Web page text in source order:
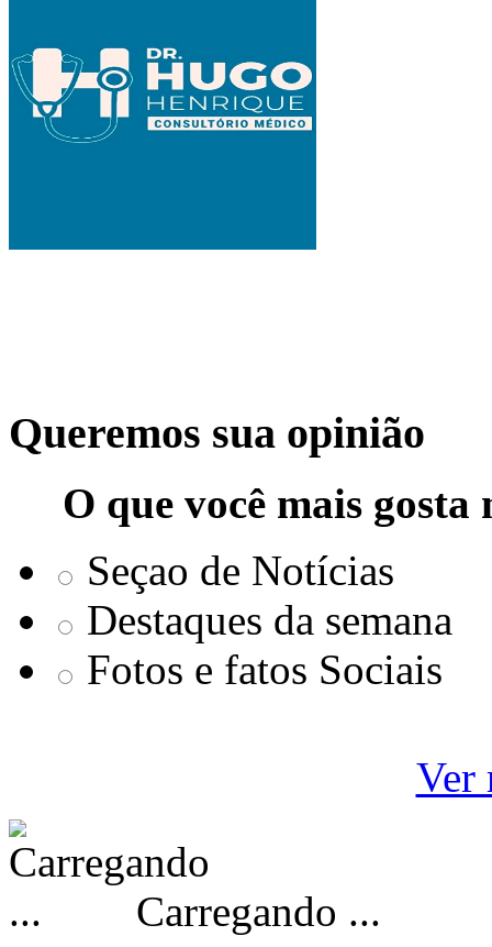
Queremos sua opinião
O que você mais
Seçao de Notícias
Destaques da semana
Fotos e fatos Sociais
Ver
Carregando ...